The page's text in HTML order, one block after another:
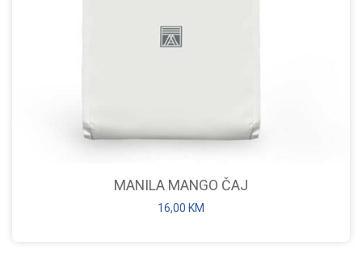
MANILA MANGO ČAJ
16,00 KM